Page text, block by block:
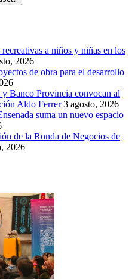
a niños y niñas en los
2026
de obra para el desarrollo
Banco Provincia convocan al
Aldo Ferrer 3 agosto, 2026
suma un nuevo espacio
de la Ronda de Negocios de
2026